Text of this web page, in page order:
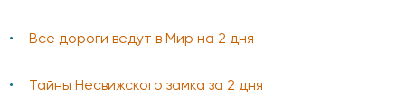
Все дороги ведут в Мир на 2 дня
Тайны Несвижского замка за 2 дня